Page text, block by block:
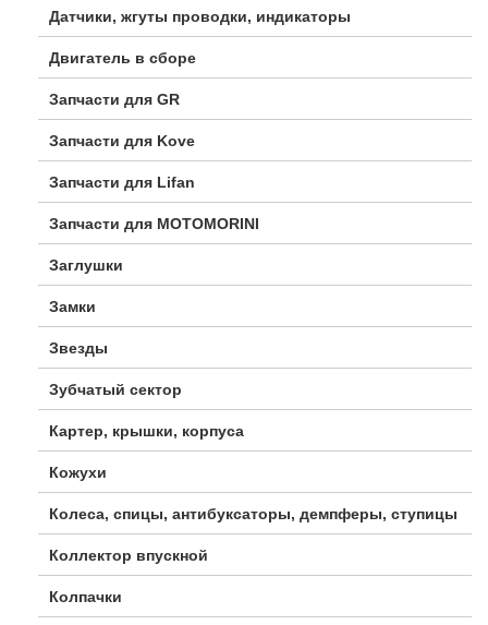
Датчики, жгуты проводки, индикаторы
Двигатель в сборе
Запчасти для GR
Запчасти для Kove
Запчасти для Lifan
Запчасти для MOTOMORINI
Заглушки
Замки
Звезды
Зубчатый сектор
Картер, крышки, корпуса
Кожухи
Колеса, спицы, антибуксаторы, демпферы, ступицы
Коллектор впускной
Колпачки